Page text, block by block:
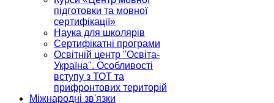
підготовки та мовної
сертифікації»
Наука для школярів
Сертифікатні програми
Освітній центр "Освіта-
Україна". Особливості
вступу з ТОТ та
прифронтових територій
Міжнародні зв'язки